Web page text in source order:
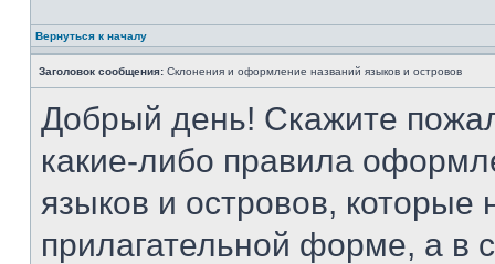
Вернуться к началу
Заголовок сообщения: Склонения и оформление названий языков и островов
Добрый день! Скажите
какие-либо правила
языков и островов, которые
прилагательной форме, а в